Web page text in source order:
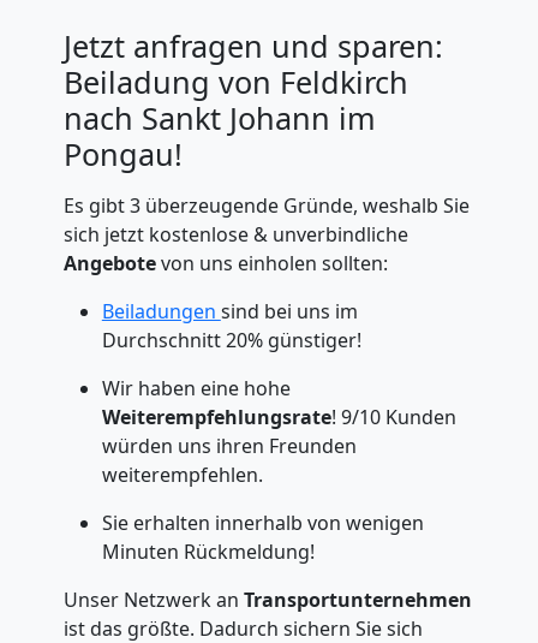
Jetzt anfragen und sparen:
Beiladung von Feldkirch
nach Sankt Johann im
Pongau!
Es gibt 3 überzeugende Gründe, weshalb Sie
sich jetzt kostenlose & unverbindliche
Angebotevon uns einholen sollten:
Beiladungen sind bei uns im
Durchschnitt 20% günstiger!
Wir haben eine hohe
Weiterempfehlungsrate! 9/10 Kunden
würden uns ihren Freunden
weiterempfehlen.
Sie erhalten innerhalb von wenigen
Minuten Rückmeldung!
Unser Netzwerk an Transportunternehmen
ist das größte. Dadurch sichern Sie sich